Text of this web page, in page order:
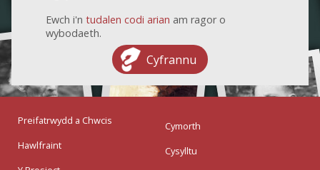
Ewch i'n tudalen codi arian am ragor o
wybodaeth.
Cyfrannu
Preifatrwydd a Chwcis
Hawlfraint
Cymorth
Cysylltu